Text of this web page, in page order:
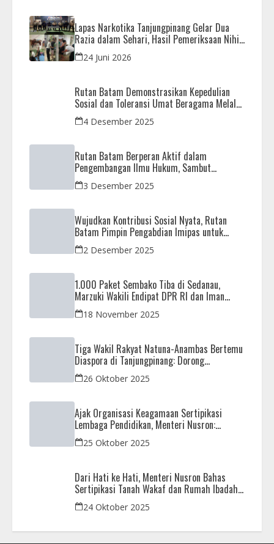
Lapas Narkotika Tanjungpinang Gelar Dua
Razia dalam Sehari, Hasil Pemeriksaan Nihil
Barang Terlarang
24 Juni 2026
Rutan Batam Demonstrasikan Kepedulian
Sosial dan Toleransi Umat Beragama Melalui
Doa Bersama Korban Bencana
4 Desember 2025
Rutan Batam Berperan Aktif dalam
Pengembangan Ilmu Hukum, Sambut
Kunjungan Observasi Mahasiswa UIB
3 Desember 2025
Wujudkan Kontribusi Sosial Nyata, Rutan
Batam Pimpin Pengabdian Imipas untuk
Negeri di Masjid Syahrom Ba’dawi
2 Desember 2025
1.000 Paket Sembako Tiba di Sedanau,
Marzuki Wakili Endipat DPR RI dan Iman
Sutiawan Kawal Reses di Natuna
18 November 2025
Tiga Wakil Rakyat Natuna-Anambas Bertemu
Diaspora di Tanjungpinang: Dorong
Pemekaran Provinsi dan Jamin Pemerataan
Pembangunan
26 Oktober 2025
Ajak Organisasi Keagamaan Sertipikasi
Lembaga Pendidikan, Menteri Nusron:
Sebagai Early Warning System
25 Oktober 2025
Dari Hati ke Hati, Menteri Nusron Bahas
Sertipikasi Tanah Wakaf dan Rumah Ibadah
di Kaltim
24 Oktober 2025